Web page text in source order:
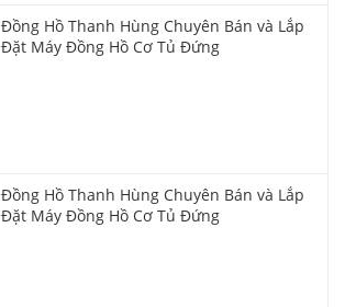
Đồng Hồ Thanh Hùng Chuyên Bán và Lắp
Đặt Máy Đồng Hồ Cơ Tủ Đứng
Đồng Hồ Thanh Hùng Chuyên Bán và Lắp
Đặt Máy Đồng Hồ Cơ Tủ Đứng